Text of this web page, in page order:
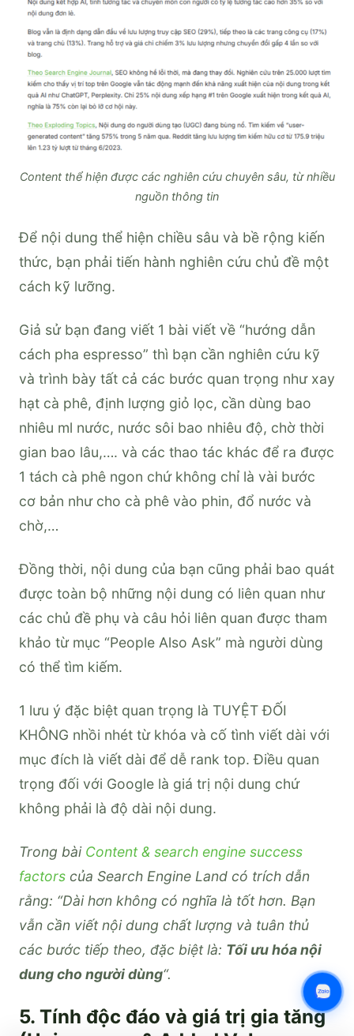
Content thể hiện được các nghiên cứu chuyên sâu, từ nhiều
nguồn thông tin
Để nội dung thể hiện chiều sâu và bề rộng kiến
thức, bạn phải tiến hành nghiên cứu chủ đề một
cách kỹ lưỡng.
Giả sử bạn đang viết 1 bài viết về “hướng dẫn
cách pha espresso” thì bạn cần nghiên cứu kỹ
và trình bày tất cả các bước quan trọng như xay
hạt cà phê, định lượng giỏ lọc, cần dùng bao
nhiêu ml nước, nước sôi bao nhiêu độ, chờ thời
gian bao lâu,…. và các thao tác khác để ra được
1 tách cà phê ngon chứ không chỉ là vài bước
cơ bản như cho cà phê vào phin, đổ nước và
chờ,…
Đồng thời, nội dung của bạn cũng phải bao quát
được toàn bộ những nội dung có liên quan như
các chủ đề phụ và câu hỏi liên quan được tham
khảo từ mục “People Also Ask” mà người dùng
có thể tìm kiếm.
1 lưu ý đặc biệt quan trọng là TUYỆT ĐỐI
KHÔNG nhồi nhét từ khóa và cố tình viết dài với
mục đích là viết dài để dễ rank top. Điều quan
trọng đối với Google là giá trị nội dung chứ
không phải là độ dài nội dung.
Trong bàiContent & search engine success
factors của Search Engine Land có trích dẫn
rằng: “Dài hơn không có nghĩa là tốt hơn. Bạn
vẫn cần viết nội dung chất lượng và tuân thủ
các bước tiếp theo, đặc biệt là: Tối ưu hóa nội
dung cho người dùng“.
5. Tính độc đáo và giá trị gia tăng